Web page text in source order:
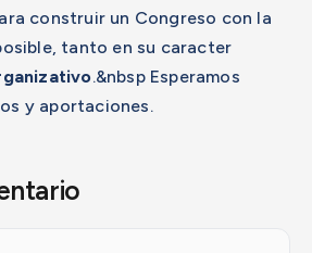
construir un Congreso con la
tanto en su caracter
.&nbsp Esperamos
y aportaciones.